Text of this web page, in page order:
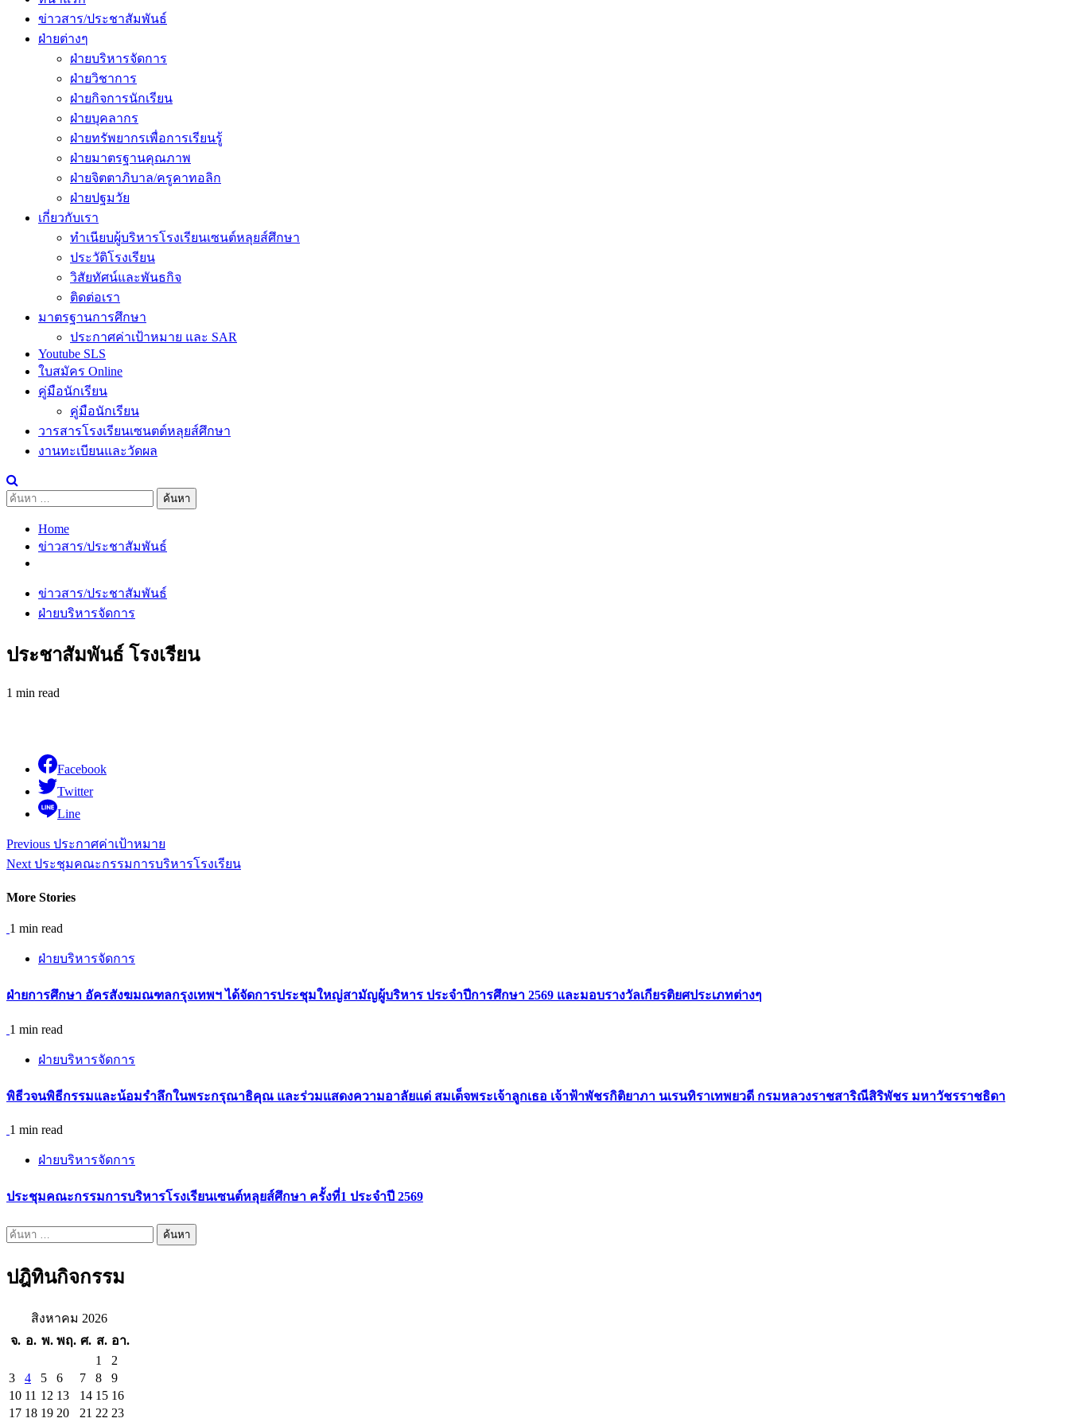
ข่าวสาร/ประชาสัมพันธ์
ฝ่ายต่างๆ
ฝ่ายบริหารจัดการ
ฝ่ายวิชาการ
ฝ่ายกิจการนักเรียน
ฝ่ายบุคลากร
ฝ่ายทรัพยากรเพื่อการเรียนรู้
ฝ่ายมาตรฐานคุณภาพ
ฝ่ายจิตตาภิบาล/ครูคาทอลิก
ฝ่ายปฐมวัย
เกี่ยวกับเรา
ทำเนียบผู้บริหารโรงเรียนเซนต์หลุยส์ศึกษา
ประวัติโรงเรียน
วิสัยทัศน์และพันธกิจ
ติดต่อเรา
มาตรฐานการศึกษา
ประกาศค่าเป้าหมาย และ SAR
Youtube SLS
ใบสมัคร Online
คู่มือนักเรียน
คู่มือนักเรียน
วารสารโรงเรียนเซนตต์หลุยส์ศึกษา
งานทะเบียนและวัดผล
ค้นหา
Home
ข่าวสาร/ประชาสัมพันธ์
ข่าวสาร/ประชาสัมพันธ์
ฝ่ายบริหารจัดการ
ประชาสัมพันธ์ โรงเรียน
1 min read
Facebook
Twitter
Line
Continue
Reading
Previous ประกาศค่าเป้าหมาย
Next ประชุมคณะกรรมการบริหารโรงเรียน
More Stories
1 min read
ฝ่ายบริหารจัดการ
ฝ่ายการศึกษา อัครสังฆมณฑลกรุงเทพฯ ได้จัดการประชุมใหญ่สามัญผู้บริหาร ประจำปีการศึกษา 2569 และมอบรางวัลเกียรติยศประเภทต่างๆ
1 min read
ฝ่ายบริหารจัดการ
พิธีวจนพิธีกรรมและน้อมรำลึกในพระกรุณาธิคุณ และร่วมแสดงความอาลัยแด่ สมเด็จพระเจ้าลูกเธอ เจ้าฟ้าพัชรกิติยาภา นเรนทิราเทพยวดี กรมหลวงราชสาริณีสิริพัชร มหาวัชรราชธิดา
1 min read
ฝ่ายบริหารจัดการ
ประชุมคณะกรรมการบริหารโรงเรียนเซนต์หลุยส์ศึกษา ครั้งที่1 ประจำปี 2569
ค้นหา
ปฎิทินกิจกรรม
สิงหาคม 2026
จ. อ. พ. พฤ. ศ. ส. อา.
1
2
3
4 5 6 7 8
9
10 11 12 13 14 15 16
17 18 19 20 21 22 23